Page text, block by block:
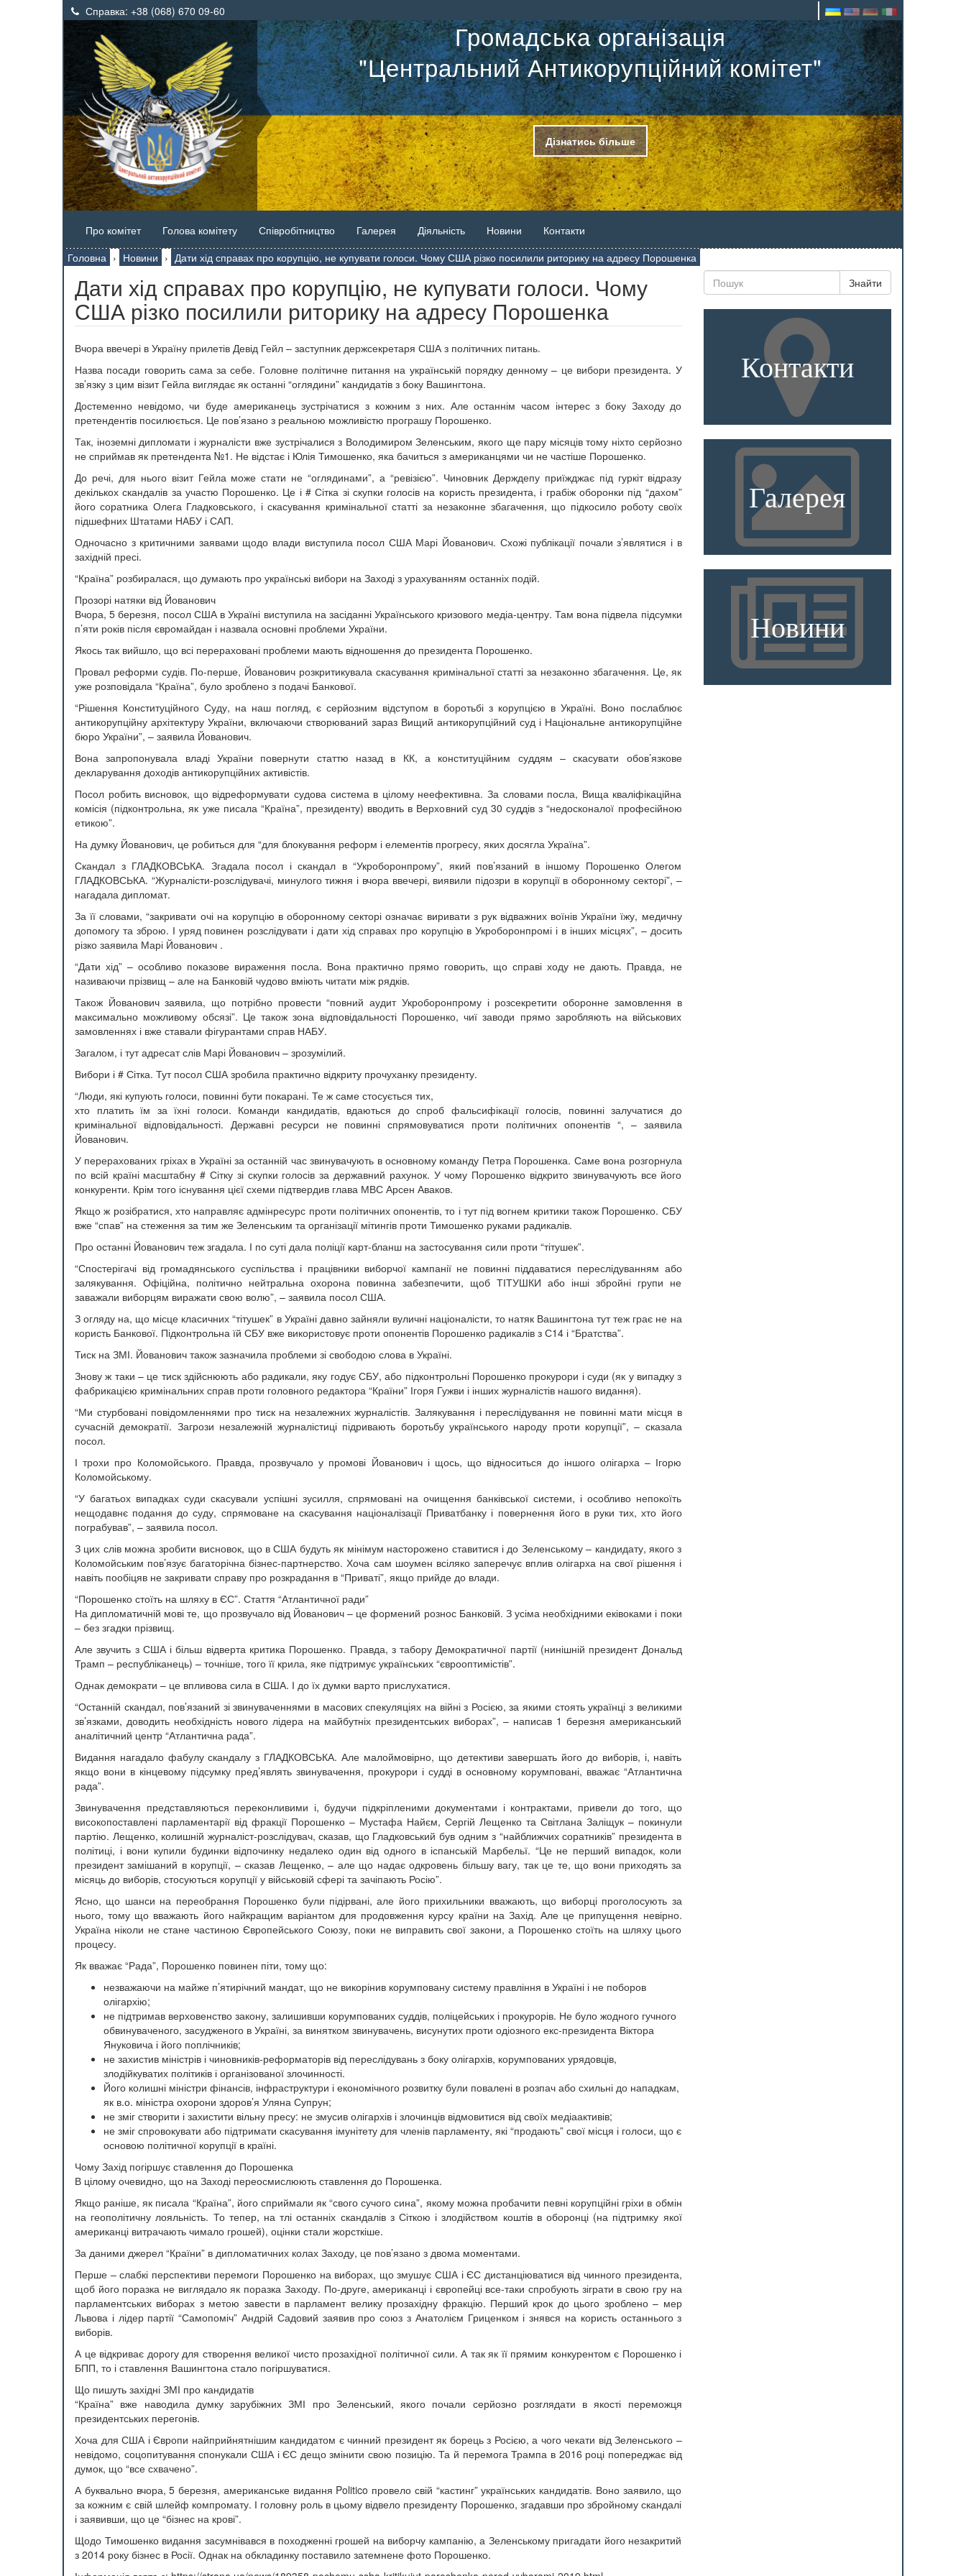
Справка: +38 (068) 670 09-60
Громадська організація
"Центральний Антикорупційний комітет"
Дізнатись більше
Про комітет Голова комітету Співробітництво Галерея Діяльність Новини
Контакти
Головна › Новини › Дати хід справах про корупцію, не купувати голоси. Чому США різко посилили риторику на адресу Порошенка
Дати хід справах про корупцію, не купувати голоси. Чому
США різко посилили риторику на адресу Порошенка
Вчора ввечері в Україну прилетів Девід Гейл – заступник держсекретаря США з політичних питань.
Назва посади говорить сама за себе. Головне політичне питання на українській порядку денному – це вибори президента. У
зв’язку з цим візит Гейла виглядає як останні “оглядини” кандидатів з боку Вашингтона.
Достеменно невідомо, чи буде американець зустрічатися з кожним з них. Але останнім часом інтерес з боку Заходу до
претендентів посилюється. Це пов’язано з реальною можливістю програшу Порошенко.
Так, іноземні дипломати і журналісти вже зустрічалися з Володимиром Зеленським, якого ще пару місяців тому ніхто серйозно
не сприймав як претендента №1. Не відстає і Юлія Тимошенко, яка бачиться з американцями чи не частіше Порошенко.
До речі, для нього візит Гейла може стати не “оглядинами”, а “ревізією”. Чиновник Держдепу приїжджає під гуркіт відразу
декількох скандалів за участю Порошенко. Це і # Сітка зі скупки голосів на користь президента, і грабіж оборонки під “дахом”
його соратника Олега Гладковського, і скасування кримінальної статті за незаконне збагачення, що підкосило роботу своїх
підшефних Штатами НАБУ і САП.
Одночасно з критичними заявами щодо влади виступила посол США Марі Йованович. Схожі публікації почали з’являтися і в
західній пресі.
“Країна” розбиралася, що думають про українські вибори на Заході з урахуванням останніх подій.
Прозорі натяки від Йованович
Вчора, 5 березня, посол США в Україні виступила на засіданні Українського кризового медіа-центру. Там вона підвела підсумки
п’яти років після євромайдан і назвала основні проблеми України.
Якось так вийшло, що всі перераховані проблеми мають відношення до президента Порошенко.
Провал реформи судів. По-перше, Йованович розкритикувала скасування кримінальної статті за незаконно збагачення. Це, як
уже розповідала “Країна”, було зроблено з подачі Банкової.
“Рішення Конституційного Суду, на наш погляд, є серйозним відступом в боротьбі з корупцією в Україні. Воно послаблює
антикорупційну архітектуру України, включаючи створюваний зараз Вищий антикорупційний суд і Національне антикорупційне
бюро України”, – заявила Йованович.
Вона запропонувала владі України повернути статтю назад в КК, а конституційним суддям – скасувати обов’язкове
декларування доходів антикорупційних активістів.
Посол робить висновок, що відреформувати судова система в цілому неефективна. За словами посла, Вища кваліфікаційна
комісія (підконтрольна, як уже писала “Країна”, президенту) вводить в Верховний суд 30 суддів з “недосконалої професійною
етикою”.
На думку Йованович, це робиться для “для блокування реформ і елементів прогресу, яких досягла Україна”.
Скандал з ГЛАДКОВСЬКА. Згадала посол і скандал в “Укроборонпрому”, який пов’язаний в іншому Порошенко Олегом
ГЛАДКОВСЬКА. “Журналісти-розслідувачі, минулого тижня і вчора ввечері, виявили підозри в корупції в оборонному секторі”, –
нагадала дипломат.
За її словами, “закривати очі на корупцію в оборонному секторі означає виривати з рук відважних воїнів України їжу, медичну
допомогу та зброю. І уряд повинен розслідувати і дати хід справах про корупцію в Укроборонпромі і в інших місцях”, – досить
різко заявила Марі Йованович .
“Дати хід” – особливо показове вираження посла. Вона практично прямо говорить, що справі ходу не дають. Правда, не
називаючи прізвищ – але на Банковій чудово вміють читати між рядків.
Також Йованович заявила, що потрібно провести “повний аудит Укроборонпрому і розсекретити оборонне замовлення в
максимально можливому обсязі”. Це також зона відповідальності Порошенко, чиї заводи прямо заробляють на військових
замовленнях і вже ставали фігурантами справ НАБУ.
Загалом, і тут адресат слів Марі Йованович – зрозумілий.
Вибори і # Сітка. Тут посол США зробила практично відкриту прочуханку президенту.
“Люди, які купують голоси, повинні бути покарані. Те ж саме стосується тих,
хто платить їм за їхні голоси. Команди кандидатів, вдаються до спроб фальсифікації голосів, повинні залучатися до
кримінальної відповідальності. Державні ресурси не повинні спрямовуватися проти політичних опонентів “, – заявила
Йованович.
У перерахованих гріхах в Україні за останній час звинувачують в основному команду Петра Порошенка. Саме вона розгорнула
по всій країні масштабну # Сітку зі скупки голосів за державний рахунок. У чому Порошенко відкрито звинувачують все його
конкуренти. Крім того існування цієї схеми підтвердив глава МВС Арсен Аваков.
Якщо ж розібратися, хто направляє адмінресурс проти політичних опонентів, то і тут під вогнем критики також Порошенко. СБУ
вже “спав” на стеження за тим же Зеленським та організації мітингів проти Тимошенко руками радикалів.
Про останні Йованович теж згадала. І по суті дала поліції карт-бланш на застосування сили проти “тітушек”.
“Спостерігачі від громадянського суспільства і працівники виборчої кампанії не повинні піддаватися переслідуванням або
залякування. Офіційна, політично нейтральна охорона повинна забезпечити, щоб ТІТУШКИ або інші збройні групи не
заважали виборцям виражати свою волю”, – заявила посол США.
З огляду на, що місце класичних “тітушек” в Україні давно зайняли вуличні націоналісти, то натяк Вашингтона тут теж грає не на
користь Банкової. Підконтрольна їй СБУ вже використовує проти опонентів Порошенко радикалів з С14 і “Братства”.
Тиск на ЗМІ. Йованович також зазначила проблеми зі свободою слова в Україні.
Знову ж таки – це тиск здійснюють або радикали, яку годує СБУ, або підконтрольні Порошенко прокурори і суди (як у випадку з
фабрикацією кримінальних справ проти головного редактора “Країни” Ігоря Гужви і інших журналістів нашого видання).
“Ми стурбовані повідомленнями про тиск на незалежних журналістів. Залякування і переслідування не повинні мати місця в
сучасній демократії. Загрози незалежній журналістиці підривають боротьбу українського народу проти корупції”, – сказала
посол.
І трохи про Коломойського. Правда, прозвучало у промові Йованович і щось, що відноситься до іншого олігарха – Ігорю
Коломойському.
“У багатьох випадках суди скасували успішні зусилля, спрямовані на очищення банківської системи, і особливо непокоїть
нещодавнє подання до суду, спрямоване на скасування націоналізації Приватбанку і повернення його в руки тих, хто його
пограбував”, – заявила посол.
З цих слів можна зробити висновок, що в США будуть як мінімум насторожено ставитися і до Зеленському – кандидату, якого з
Коломойським пов’язує багаторічна бізнес-партнерство. Хоча сам шоумен всіляко заперечує вплив олігарха на свої рішення і
навіть пообіцяв не закривати справу про розкрадання в “Приваті”, якщо прийде до влади.
“Порошенко стоїть на шляху в ЄС”. Стаття “Атлантичної ради”
На дипломатичній мові те, що прозвучало від Йованович – це формений рознос Банковій. З усіма необхідними еківоками і поки
– без згадки прізвищ.
Але звучить з США і більш відверта критика Порошенко. Правда, з табору Демократичної партії (нинішній президент Дональд
Трамп – республіканець) – точніше, того її крила, яке підтримує українських “єврооптимістів”.
Однак демократи – це впливова сила в США. І до їх думки варто прислухатися.
“Останній скандал, пов’язаний зі звинуваченнями в масових спекуляціях на війні з Росією, за якими стоять українці з великими
зв’язками, доводить необхідність нового лідера на майбутніх президентських виборах”, – написав 1 березня американський
аналітичний центр “Атлантична рада”.
Видання нагадало фабулу скандалу з ГЛАДКОВСЬКА. Але малоймовірно, що детективи завершать його до виборів, і, навіть
якщо вони в кінцевому підсумку пред’являть звинувачення, прокурори і судді в основному корумповані, вважає “Атлантична
рада”.
Звинувачення представляються переконливими і, будучи підкріпленими документами і контрактами, привели до того, що
високопоставлені парламентарії від фракції Порошенко – Мустафа Найєм, Сергій Лещенко та Світлана Заліщук – покинули
партію. Лещенко, колишній журналіст-розслідувач, сказав, що Гладковський був одним з “найближчих соратників” президента в
політиці, і вони купили будинки відпочинку недалеко один від одного в іспанській Марбельї. “Це не перший випадок, коли
президент замішаний в корупції, – сказав Лещенко, – але що надає одкровень більшу вагу, так це те, що вони приходять за
місяць до виборів, стосуються корупції у військовій сфері та зачіпають Росію”.
Ясно, що шанси на переобрання Порошенко були підірвані, але його прихильники вважають, що виборці проголосують за
нього, тому що вважають його найкращим варіантом для продовження курсу країни на Захід. Але це припущення невірно.
Україна ніколи не стане частиною Європейського Союзу, поки не виправить свої закони, а Порошенко стоїть на шляху цього
процесу.
Як вважає “Рада”, Порошенко повинен піти, тому що:
незважаючи на майже п’ятирічний мандат, що не викорінив корумповану систему правління в Україні і не поборов
олігархію;
не підтримав верховенство закону, залишивши корумпованих суддів, поліцейських і прокурорів. Не було жодного гучного
обвинуваченого, засудженого в Україні, за винятком звинувачень, висунутих проти одіозного екс-президента Віктора
Януковича і його поплічників;
не захистив міністрів і чиновників-реформаторів від переслідувань з боку олігархів, корумпованих урядовців,
злодійкуватих політиків і організованої злочинності.
Його колишні міністри фінансів, інфраструктури і економічного розвитку були повалені в розпач або схильні до нападкам,
як в.о. міністра охорони здоров’я Уляна Супрун;
не зміг створити і захистити вільну пресу: не змусив олігархів і злочинців відмовитися від своїх медіаактивів;
не зміг спровокувати або підтримати скасування імунітету для членів парламенту, які “продають” свої місця і голоси, що є
основою політичної корупції в країні.
Чому Захід погіршує ставлення до Порошенка
В цілому очевидно, що на Заході переосмислюють ставлення до Порошенка.
Якщо раніше, як писала “Країна”, його сприймали як “свого сучого сина”, якому можна пробачити певні корупційні гріхи в обмін
на геополітичну лояльність. То тепер, на тлі останніх скандалів з Сіткою і злодійством коштів в оборонці (на підтримку якої
американці витрачають чимало грошей), оцінки стали жорсткіше.
За даними джерел “Країни” в дипломатичних колах Заходу, це пов’язано з двома моментами.
Перше – слабкі перспективи перемоги Порошенко на виборах, що змушує США і ЄС дистанціюватися від чинного президента,
щоб його поразка не виглядало як поразка Заходу. По-друге, американці і європейці все-таки спробують зіграти в свою гру на
парламентських виборах з метою завести в парламент велику прозахідну фракцію. Перший крок до цього зроблено – мер
Львова і лідер партії “Самопоміч” Андрій Садовий заявив про союз з Анатолієм Гриценком і знявся на користь останнього з
виборів.
А це відкриває дорогу для створення великої чисто прозахідної політичної сили. А так як її прямим конкурентом є Порошенко і
БПП, то і ставлення Вашингтона стало погіршуватися.
Що пишуть західні ЗМІ про кандидатів
“Країна” вже наводила думку зарубіжних ЗМІ про Зеленський, якого почали серйозно розглядати в якості переможця
президентських перегонів.
Хоча для США і Європи найприйнятнішим кандидатом є чинний президент як борець з Росією, а чого чекати від Зеленського –
невідомо, соцопитування спонукали США і ЄС дещо змінити свою позицію. Та й перемога Трампа в 2016 році попереджає від
думок, що “все схвачено”.
А буквально вчора, 5 березня, американське видання Politico провело свій “кастинг” українських кандидатів. Воно заявило, що
за кожним є свій шлейф компромату. І головну роль в цьому відвело президенту Порошенко, згадавши про збройному скандалі
і заявивши, що це “бізнес на крові”.
Щодо Тимошенко видання засумнівався в походженні грошей на виборчу кампанію, а Зеленському пригадати його незакритий
з 2014 року бізнес в Росії. Однак на обкладинку поставило затемнене фото Порошенко.
Знайти
Контакти
Галерея
Новини